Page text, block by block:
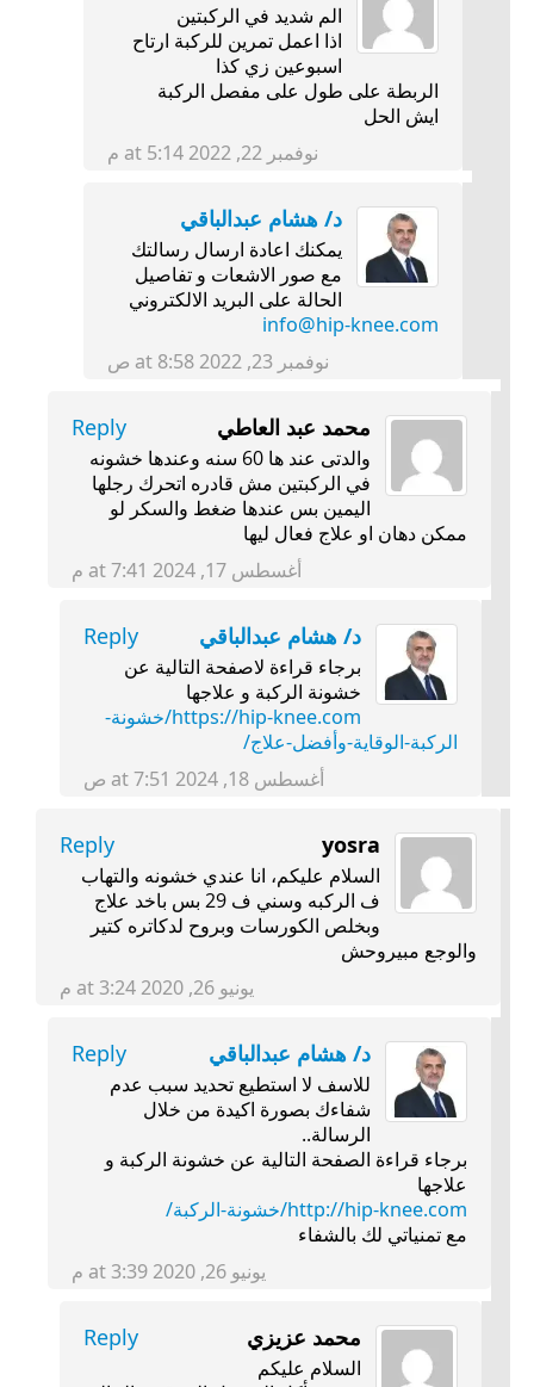
الم شديد في الركبتين
اذا اعمل تمرين للركبة ارتاح
اسبوعين زي كذا
الربطة على طول على مفصل الركبة
ايش الحل
نوفمبر 22, 2022 at 5:14 م
د/ هشام عبدالباقي
يمكنك اعادة ارسال رسالتك
مع صور الاشعات و تفاصيل
الحالة على البريد الالكتروني
info@hip-knee.com
نوفمبر 23, 2022 at 8:58 ص
محمد عبد العاطي Reply
والدتى عند ها 60 سنه وعندها خشونه
في الركبتين مش قادره اتحرك رجلها
اليمين بس عندها ضغط والسكر لو
ممكن دهان او علاج فعال ليها
أغسطس 17, 2024 at 7:41 م
د/ هشام عبدالباقي Reply
برجاء قراءة لاصفحة التالية عن
خشونة الركبة و علاجها
https://hip-knee.com/خشونة-
الركبة-الوقاية-وأفضل-علاج/
أغسطس 18, 2024 at 7:51 ص
yosra
Reply
السلام عليكم، انا عندي خشونه والتهاب
ف الركبه وسني ف 29 بس باخد علاج
وبخلص الكورسات وبروح لدكاتره كتير
والوجع مبيروحش
يونيو 26, 2020 at 3:24 م
د/ هشام عبدالباقي Reply
للاسف لا استطيع تحديد سبب عدم
شفاءك بصورة اكيدة من خلال
الرسالة..
برجاء قراءة الصفحة التالية عن خشونة الركبة و
علاجها
http://hip-knee.com/خشونة-الركبة/
مع تمنياتي لك بالشفاء
يونيو 26, 2020 at 3:39 م
محمد عزيزي Reply
السلام عليكم